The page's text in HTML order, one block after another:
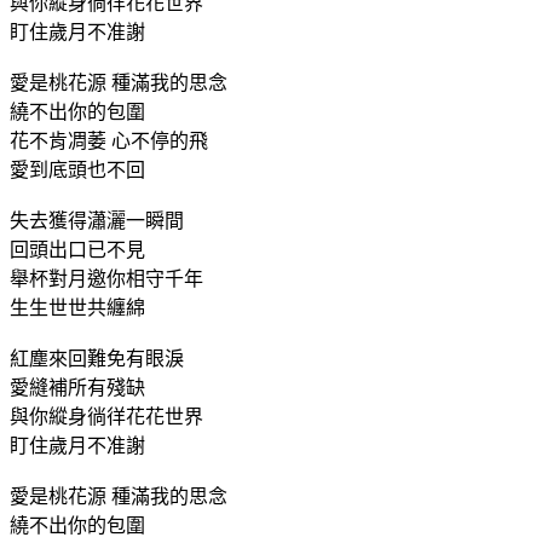
盯住歲月不准謝
愛是桃花源 種滿我的思念
繞不出你的包圍
花不肯凋萎 心不停的飛
愛到底頭也不回
失去獲得瀟灑一瞬間
回頭出口已不見
舉杯對月邀你相守千年
生生世世共纏綿
紅塵來回難免有眼淚
愛縫補所有殘缺
與你縱身徜徉花花世界
盯住歲月不准謝
愛是桃花源 種滿我的思念
繞不出你的包圍